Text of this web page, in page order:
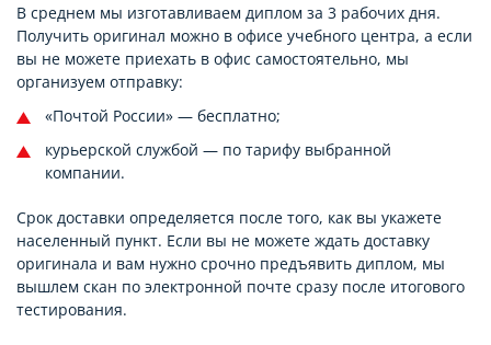
В среднем мы изготавливаем диплом за 3 рабочих дня.
Получить оригинал можно в офисе учебного центра, а если
вы не можете приехать в офис самостоятельно, мы
организуем отправку:
«Почтой России» — бесплатно;
курьерской службой — по тарифу выбранной
компании.
Срок доставки определяется после того, как вы укажете
населенный пункт. Если вы не можете ждать доставку
оригинала и вам нужно срочно предъявить диплом, мы
вышлем скан по электронной почте сразу после итогового
тестирования.